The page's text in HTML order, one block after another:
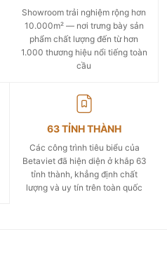
Showroom trải nghiệm rộng hơn
10.000m² — nơi trưng bày sản
phẩm chất lượng đến từ hơn
1.000 thương hiệu nổi tiếng toàn
cầu
63 TỈNH THÀNH
Các công trình tiêu biểu của
Betaviet đã hiện diện ở khắp 63
tỉnh thành, khẳng định chất
lượng và uy tín trên toàn quốc